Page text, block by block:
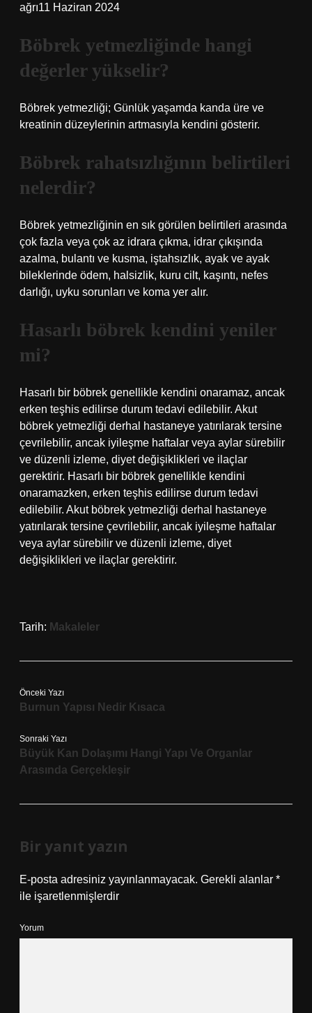
ağrı11 Haziran 2024
Böbrek yetmezliğinde hangi
değerler yükselir?
Böbrek yetmezliği; Günlük yaşamda kanda üre ve
kreatinin düzeylerinin artmasıyla kendini gösterir.
Böbrek rahatsızlığının belirtileri
nelerdir?
Böbrek yetmezliğinin en sık görülen belirtileri arasında
çok fazla veya çok az idrara çıkma, idrar çıkışında
azalma, bulantı ve kusma, iştahsızlık, ayak ve ayak
bileklerinde ödem, halsizlik, kuru cilt, kaşıntı, nefes
darlığı, uyku sorunları ve koma yer alır.
Hasarlı böbrek kendini yeniler
mi?
Hasarlı bir böbrek genellikle kendini onaramaz, ancak
erken teşhis edilirse durum tedavi edilebilir. Akut
böbrek yetmezliği derhal hastaneye yatırılarak tersine
çevrilebilir, ancak iyileşme haftalar veya aylar sürebilir
ve düzenli izleme, diyet değişiklikleri ve ilaçlar
gerektirir. Hasarlı bir böbrek genellikle kendini
onaramazken, erken teşhis edilirse durum tedavi
edilebilir. Akut böbrek yetmezliği derhal hastaneye
yatırılarak tersine çevrilebilir, ancak iyileşme haftalar
veya aylar sürebilir ve düzenli izleme, diyet
değişiklikleri ve ilaçlar gerektirir.
Tarih: Makaleler
Önceki Yazı
Burnun Yapısı Nedir Kısaca
Sonraki Yazı
Büyük Kan Dolaşımı Hangi Yapı Ve Organlar
Arasında Gerçekleşir
Bir yanıt yazın
E-posta adresiniz yayınlanmayacak. Gerekli alanlar *
ile işaretlenmişlerdir
Yorum